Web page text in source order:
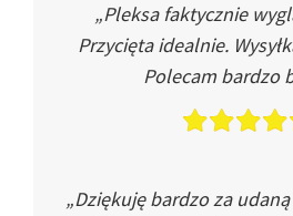
„Pleksa faktycznie
Przycięta idealnie.
Polecam bardzo
„Dziękuję bardzo za